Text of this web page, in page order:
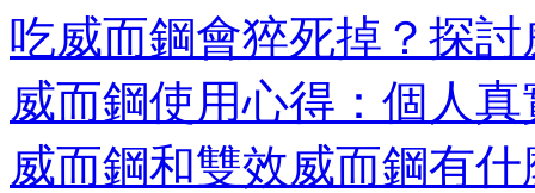
吃威而鋼會猝死掉？探
威而鋼使用心得：個人
威而鋼和雙效威而鋼有